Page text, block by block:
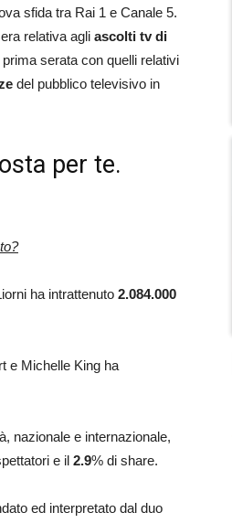
sfida tra Rai 1 e Canale 5.
relativa agli ascolti tv di
prima serata con quelli relativi
del pubblico televisivo in
per te.
ha intrattenuto 2.084.000
e Michelle King ha
nazionale e internazionale,
e il 2.9% di share.
ed interpretato dal duo